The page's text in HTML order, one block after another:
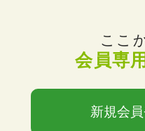
ここ
会員専
新規会